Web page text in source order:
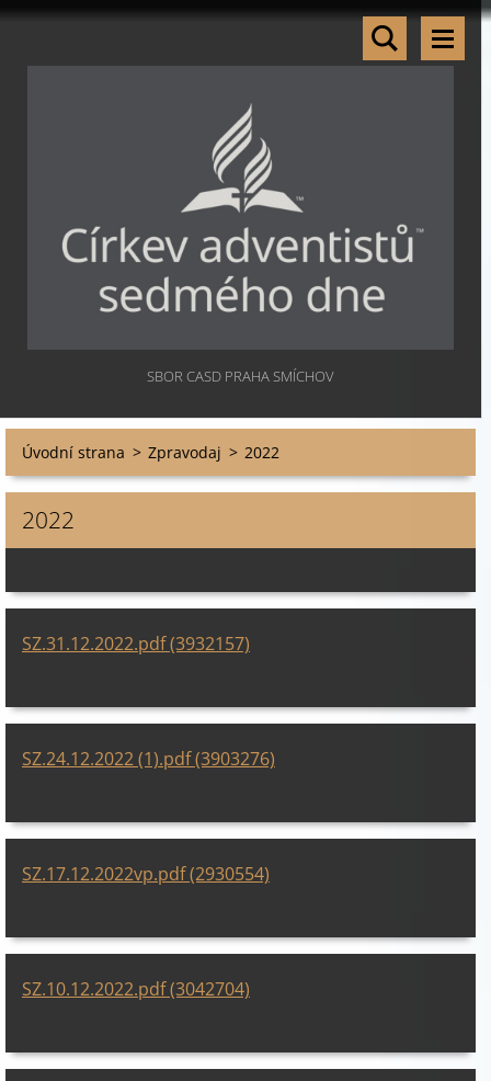
SBOR CASD PRAHA SMÍCHOV
Úvodní strana > Zpravodaj > 2022
2022
SZ.31.12.2022.pdf (3932157)
SZ.24.12.2022 (1).pdf (3903276)
SZ.17.12.2022vp.pdf (2930554)
SZ.10.12.2022.pdf (3042704)